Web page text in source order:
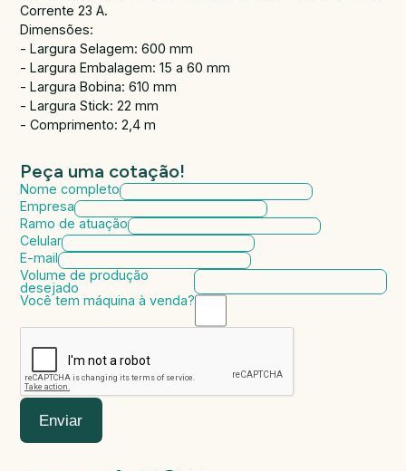
Corrente 23 A.
Dimensões:
- Largura Selagem: 600 mm
- Largura Embalagem: 15 a 60 mm
- Largura Bobina: 610 mm
- Largura Stick: 22 mm
- Comprimento: 2,4 m
Peça uma cotação!
Nome completo
Empresa
Ramo de atuação
Celular
E-mail
Volume de produção
desejado
Você tem máquina à venda?
Marca da máquina
Modelo da máquina
Ano de fabricação
Valor da máquina
Enviar